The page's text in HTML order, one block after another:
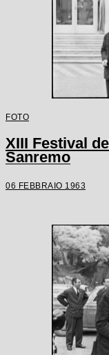
FOTO
XIII Festival
Sanremo
06 FEBBRAIO 1963